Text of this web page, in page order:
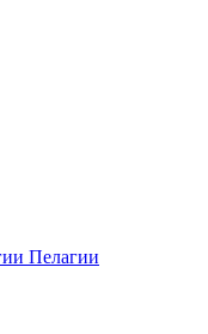
Пелагии